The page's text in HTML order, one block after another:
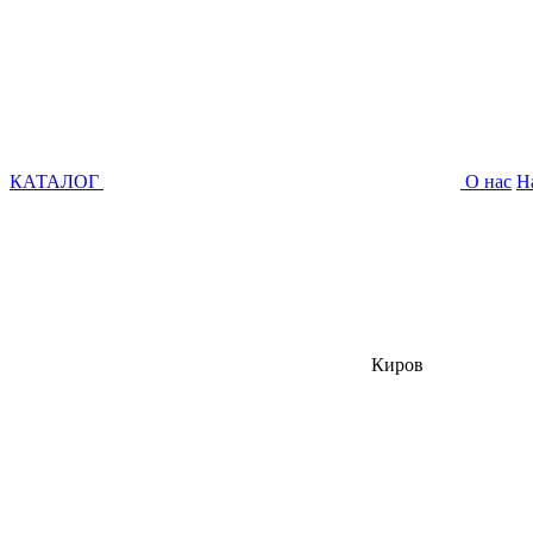
КАТАЛОГ О нас
Киров